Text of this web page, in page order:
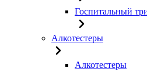
Госпитальный
Алкотестеры
Алкотестеры